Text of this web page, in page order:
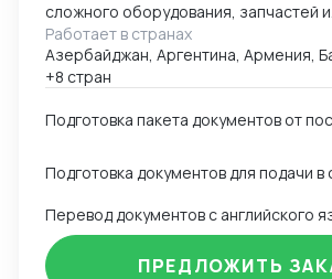
сложного оборудования, запчастей и
комплектующих к нему.
Работает в странах
Азербайджан, Аргентина, Армения,
+8 стран
ПРЕДЛОЖИТЬ